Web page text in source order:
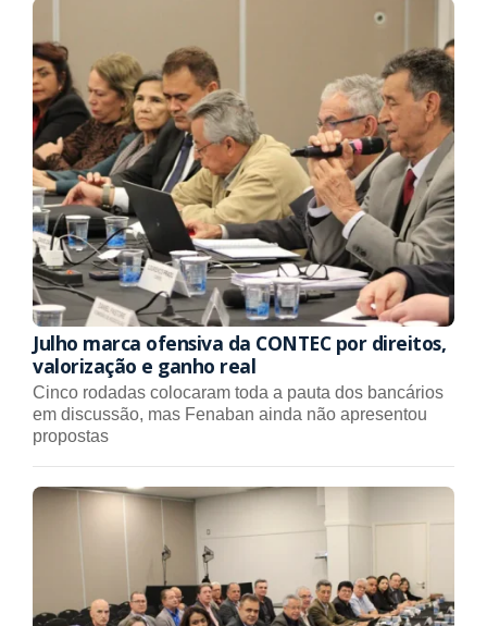
Julho marca ofensiva da CONTEC por direitos,
valorização e ganho real
Cinco rodadas colocaram toda a pauta dos bancários
em discussão, mas Fenaban ainda não apresentou
propostas